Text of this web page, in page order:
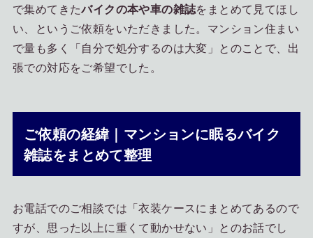
で集めてきたバイクの本や車の雑誌をまとめて見てほし
い、というご依頼をいただきました。マンション住まい
で量も多く「自分で処分するのは大変」とのことで、出
張での対応をご希望でした。
ご依頼の経緯｜マンションに眠るバイク
雑誌をまとめて整理
お電話でのご相談では「衣装ケースにまとめてあるので
すが、思った以上に重くて動かせない」とのお話でし